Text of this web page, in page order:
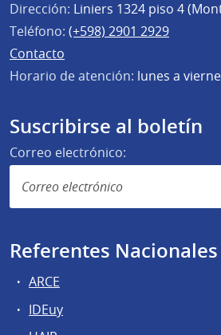
Dirección: Liniers 1324 piso 4
Teléfono: (+598) 2901 2929
Contacto
Horario de atención: lunes a
Suscribirse al boletín
Correo electrónico:
Referentes Nacionales
ARCE
IDEuy